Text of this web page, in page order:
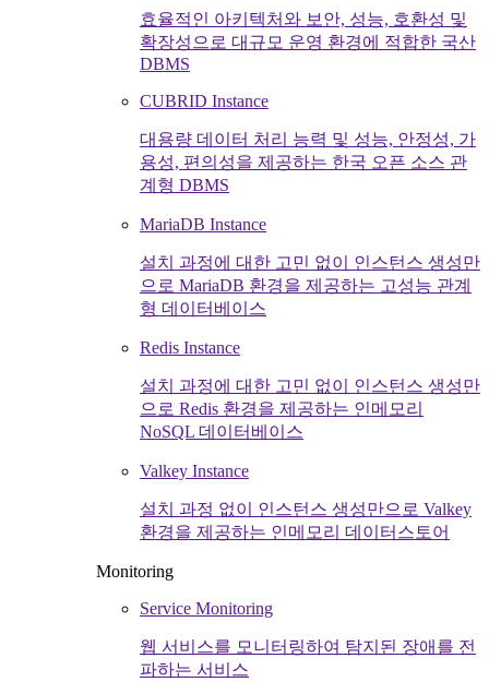
효율적인 아키텍처와 보안, 성능, 호환성 및
확장성으로 대규모 운영 환경에 적합한 국산
DBMS
CUBRID Instance
대용량 데이터 처리 능력 및 성능, 안정성, 가
용성, 편의성을 제공하는 한국 오픈 소스 관
계형 DBMS
MariaDB Instance
설치 과정에 대한 고민 없이 인스턴스 생성만
으로 MariaDB 환경을 제공하는 고성능 관계
형 데이터베이스
Redis Instance
설치 과정에 대한 고민 없이 인스턴스 생성만
으로 Redis 환경을 제공하는 인메모리
NoSQL 데이터베이스
Valkey Instance
설치 과정 없이 인스턴스 생성만으로 Valkey
환경을 제공하는 인메모리 데이터스토어
Monitoring
Service Monitoring
웹 서비스를 모니터링하여 탐지된 장애를 전
파하는 서비스